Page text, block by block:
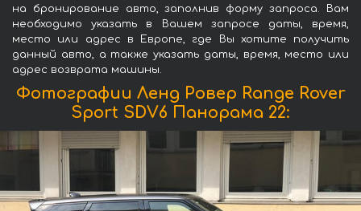
на бронирование авто, заполнив форму запроса. Вам
необходимо указать в Вашем запросе даты, время,
место или адрес в Европе, где Вы хотите получить
данный авто, а также указать даты, время, место или
адрес возврата машины.
Фотографии Ленд Ровер Range Rover
Sport SDV6 Панорама 22: